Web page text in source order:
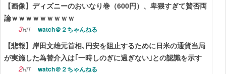
【画像】ディズニーのおいなり巻（600円）、卑猥すぎて賛否両
論ｗｗｗｗｗｗｗｗｗ
3HIT watch＠２ちゃんねる
【悲報】岸田文雄元首相､円安を阻止するために日米の通貨当局
が実施した為替介入は｢一時しのぎに過ぎない｣との認識を示す
2HIT watch＠２ちゃんねる